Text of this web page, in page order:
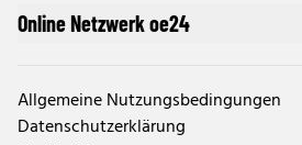
Online Netzwerk oe24
Allgemeine Nutzungsbedingungen
Datenschutzerklärung